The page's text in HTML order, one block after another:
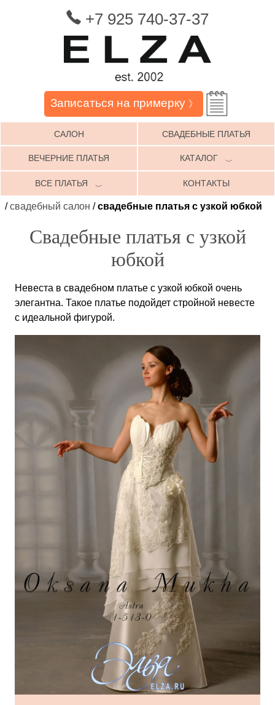
+7 925 740-37-37
Записаться на примерку 》
САЛОН СВАДЕБНЫЕ ПЛАТЬЯ
ВЕЧЕРНИЕ ПЛАТЬЯ КАТАЛОГ ﹀
ВСЕ ПЛАТЬЯ ﹀ КОНТАКТЫ
/свадебный салон /свадебные платья с узкой юбкой
Свадебные платья с узкой
юбкой
Невеста в свадебном платье с узкой юбкой очень
элегантна. Такое платье подойдет стройной невесте
с идеальной фигурой.